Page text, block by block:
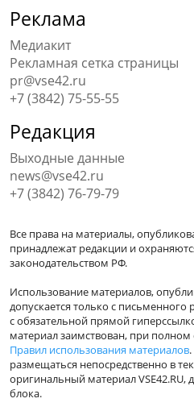
Реклама
Медиакит
Рекламная сетка страницы
pr@vse42.ru
+7 (3842) 75-55-55
Редакция
Выходные данные
news@vse42.ru
+7 (3842) 76-79-79
Все права на материалы,
принадлежат редакции и
законодательством РФ.
Использование материалов,
допускается только с
с обязательной прямой
материал заимствован, при
Правил использования материалов
размещаться непосредственно в
оригинальный материал VSE42.RU,
блока.